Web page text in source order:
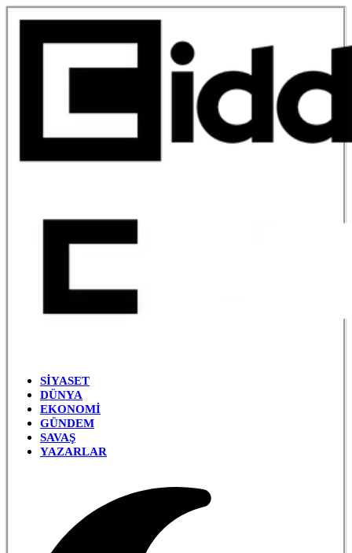
SIYASET
DÜNYA
EKONOMI
GÜNDEM
SAVAŞ
YAZARLAR